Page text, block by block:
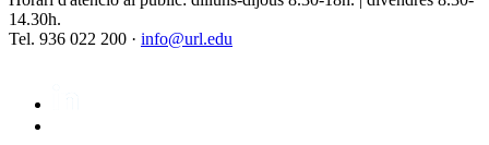
14.30h.
Tel. 936 022 200 · info@url.edu